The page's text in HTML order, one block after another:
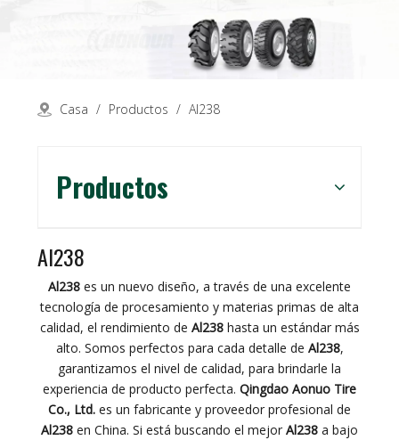
Casa / Productos / Al238
Productos
Al238
Al238 es un nuevo diseño, a través de una excelente
tecnología de procesamiento y materias primas de alta
calidad, el rendimiento de Al238hasta un estándar más
alto. Somos perfectos para cada detalle de Al238,
garantizamos el nivel de calidad, para brindarle la
experiencia de producto perfecta. Qingdao Aonuo Tire
Co., Ltd. es un fabricante y proveedor profesional de
Al238 en China. Si está buscando el mejor Al238 a bajo